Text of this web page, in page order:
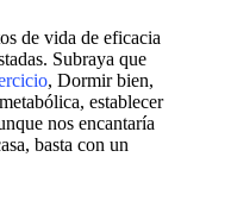
de vida de eficacia
Subraya que
, Dormir bien,
establecer
nos encantaría
basta con un